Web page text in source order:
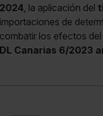
2024, la aplicación del
importaciones de
combatir los efectos del
DL Canarias 6/2023